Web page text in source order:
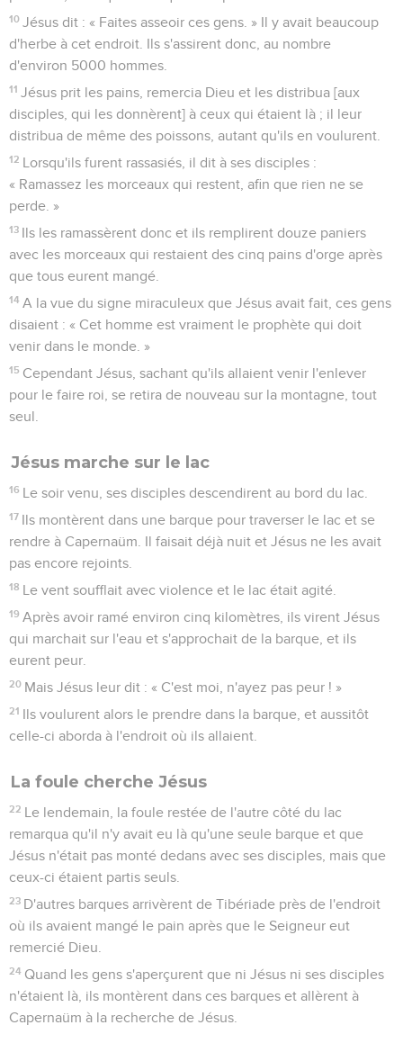
10 Jésus dit : « Faites asseoir ces gens. » Il y avait beaucoup
d'herbe à cet endroit. Ils s'assirent donc, au nombre
d'environ 5000 hommes.
11 Jésus prit les pains, remercia Dieu et les distribua [aux
disciples, qui les donnèrent] à ceux qui étaient là ; il leur
distribua de même des poissons, autant qu'ils en voulurent.
12 Lorsqu'ils furent rassasiés, il dit à ses disciples :
« Ramassez les morceaux qui restent, afin que rien ne se
perde. »
13 Ils les ramassèrent donc et ils remplirent douze paniers
avec les morceaux qui restaient des cinq pains d'orge après
que tous eurent mangé.
14 A la vue du signe miraculeux que Jésus avait fait, ces gens
disaient : « Cet homme est vraiment le prophète qui doit
venir dans le monde. »
15 Cependant Jésus, sachant qu'ils allaient venir l'enlever
pour le faire roi, se retira de nouveau sur la montagne, tout
seul.
Jésus marche sur le lac
16 Le soir venu, ses disciples descendirent au bord du lac.
17 Ils montèrent dans une barque pour traverser le lac et se
rendre à Capernaüm. Il faisait déjà nuit et Jésus ne les avait
pas encore rejoints.
18 Le vent soufflait avec violence et le lac était agité.
19 Après avoir ramé environ cinq kilomètres, ils virent Jésus
qui marchait sur l'eau et s'approchait de la barque, et ils
eurent peur.
20 Mais Jésus leur dit : « C'est moi, n'ayez pas peur ! »
21 Ils voulurent alors le prendre dans la barque, et aussitôt
celle-ci aborda à l'endroit où ils allaient.
La foule cherche Jésus
22 Le lendemain, la foule restée de l'autre côté du lac
remarqua qu'il n'y avait eu là qu'une seule barque et que
Jésus n'était pas monté dedans avec ses disciples, mais que
ceux-ci étaient partis seuls.
23 D'autres barques arrivèrent de Tibériade près de l'endroit
où ils avaient mangé le pain après que le Seigneur eut
remercié Dieu.
24 Quand les gens s'aperçurent que ni Jésus ni ses disciples
n'étaient là, ils montèrent dans ces barques et allèrent à
Capernaüm à la recherche de Jésus.